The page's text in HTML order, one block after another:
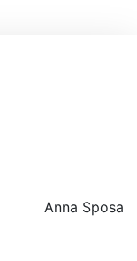
Anna Sposa